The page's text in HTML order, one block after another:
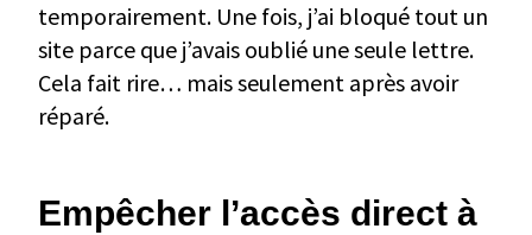
temporairement. Une fois, j’ai bloqué tout un
site parce que j’avais oublié une seule lettre.
Cela fait rire… mais seulement après avoir
réparé.
Empêcher l’accès direct à